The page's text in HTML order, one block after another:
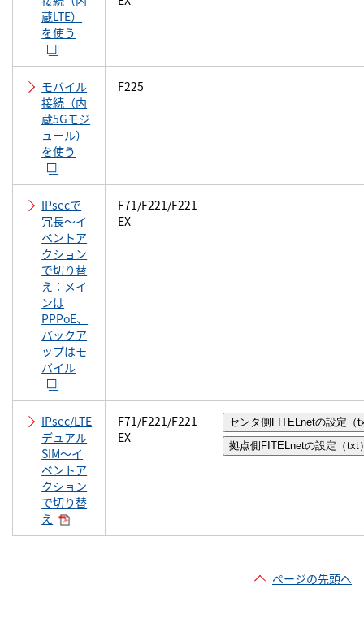
セールス&サポート
古河電工TOP
ルータ・ネットワーク機器に関するお問い合わせ
蔵LTE）
を使う
モバイル
接続（内
蔵5Gモジ
ュール）
を使う
F225
IPsecで
冗長～イ
ベントア
クション
で切り替
え：メイ
ンは
PPPoE、
バックア
ップはモ
バイル
F71/F221/F221
EX
IPsec/LTE
デュアル
SIM～イ
ベントア
クション
で切り替
え
F71/F221/F221
EX
ページの先頭へ